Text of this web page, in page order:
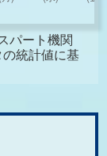
パート機関
統計値に基